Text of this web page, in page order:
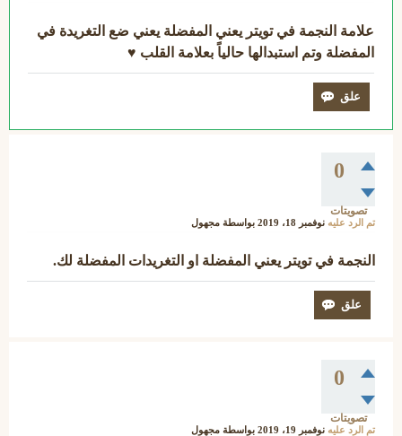
علامة النجمة في تويتر يعني المفضلة يعني ضع التغريدة في
المفضلة وتم استبدالها حالياً بعلامة القلب ♥
0
تصويتات
تم الرد عليه نوفمبر 18، 2019 بواسطة مجهول
النجمة في تويتر يعني المفضلة او التغريدات المفضلة لك.
0
تصويتات
تم الرد عليه نوفمبر 19، 2019 بواسطة مجهول